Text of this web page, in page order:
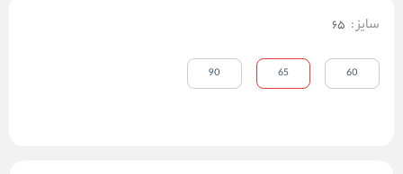
سایز:
65
60
65
90